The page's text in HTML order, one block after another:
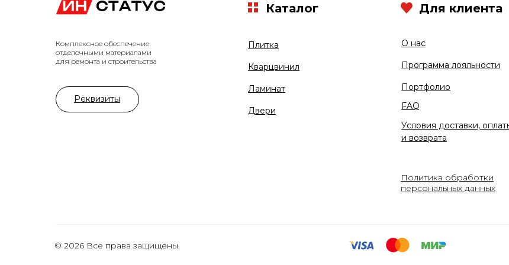
© 2026 Все права защищены.
Политика обработки
персональных данных
Комплексное обеспечение
отделочными материалами
для ремонта и строительства
Плитка
Кварцвинил
О нас
Ламинат
Программа лояльности
Двери
Портфолио
Условия доставки,
и возврата
FAQ
Каталог Для клиента
Реквизиты